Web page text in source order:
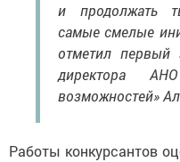
и продолжать
самые смелые
отметил первый
директора
возможностей»
Работы конкурсантов